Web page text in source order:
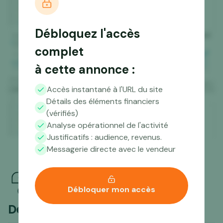
Débloquez l'accès
complet
à cette annonce :
Accès instantané à l'URL du site
Détails des éléments financiers
(vérifiés)
Analyse opérationnel de l'activité
Justificatifs : audience, revenus.
Messagerie directe avec le vendeur
Débloquer mon accès
Des questions ?